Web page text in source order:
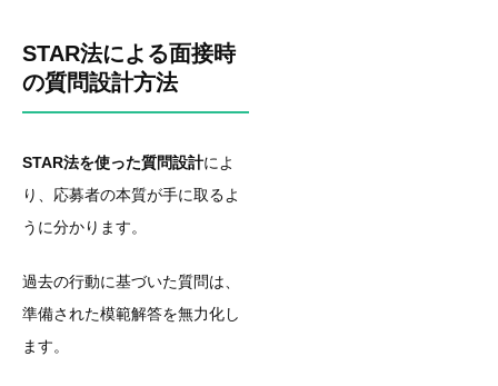
STAR法による面接時
の質問設計方法
STAR法を使った質問設計によ
り、応募者の本質が手に取るよ
うに分かります。
過去の行動に基づいた質問は、
準備された模範解答を無力化し
ます。